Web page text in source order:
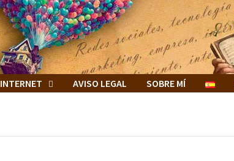
INTERNET AVISO LEGAL SOBRE MÍ